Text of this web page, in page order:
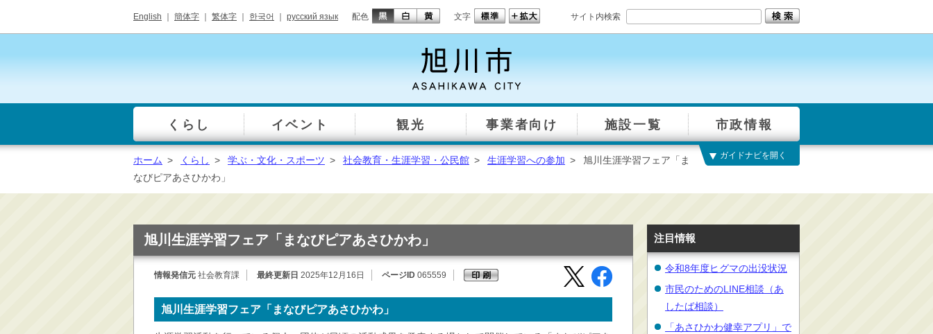
English 簡体字 繁体字 한국어 русский язык 配色 文字 サイト内検索
一覧
くらし イベント 観光 事業者向け 施設一覧 市政情報
総合窓口
手続き・届出（戸籍・
健康・福祉・衛生・ペ
ット
子育て・学校教育
境保全
ガイドナビを開く
ホーム > くらし > 学ぶ・文化・スポーツ > 社会教育・生涯学習・公民館 > 生涯学習への参加 >
旭川生涯学習フェア「ま
なびピアあさひかわ」
旭川生涯学習フェア「まなびピアあさひかわ」
情報発信元 社会教育課 最終更新日 2025年12月16日 ページID 065559
旭川生涯学習フェア「まなびピアあさひかわ」
注目情報
令和8年度ヒグマの出没状況
市民のためのLINE相談（あ
したば相談）
「あさひかわ健幸アプリ」で